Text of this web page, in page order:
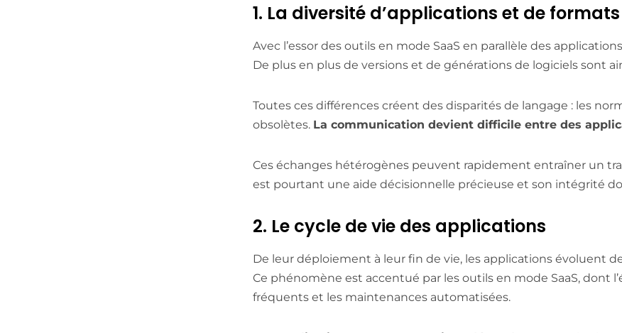
1. La diversité d’applications et de formats
Avec l’essor des outils en mode SaaS en parallèle des
De plus en plus de versions et de générations de logiciels sont
Toutes ces différences créent des disparités de langage : les
obsolètes. La communication devient difficile entre des
Ces échanges hétérogènes peuvent rapidement entraîner un
est pourtant une aide décisionnelle précieuse et son intégrité
2. Le cycle de vie des applications
De leur déploiement à leur fin de vie, les applications évoluent
Ce phénomène est accentué par les outils en mode SaaS, dont
fréquents et les maintenances automatisées.